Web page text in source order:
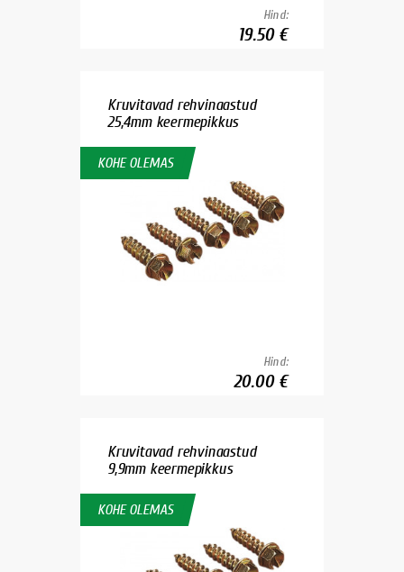
Hind:
19.50 €
Kruvitavad rehvinaastud
25,4mm keermepikkus
KOHE OLEMAS
Hind:
20.00 €
Kruvitavad rehvinaastud
9,9mm keermepikkus
KOHE OLEMAS